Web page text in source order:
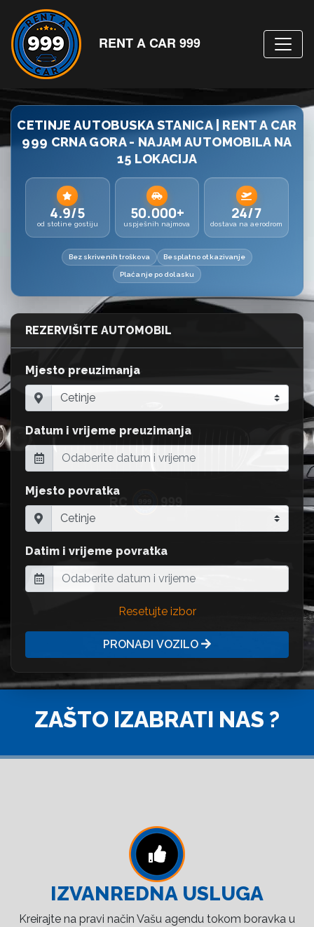
RENT A CAR 999
CETINJE AUTOBUSKA STANICA | RENT A CAR
999 CRNA GORA - NAJAM AUTOMOBILA NA
15 LOKACIJA
4.9/5
od stotine gostiju
50.000+
uspješnih najmova
24/7
dostava na aerodrom
Bez skrivenih troškova Besplatno otkazivanje
Plaćanje po dolasku
REZERVIŠITE AUTOMOBIL
Mjesto preuzimanja
Datum i vrijeme preuzimanja
Mjesto povratka
Datim i vrijeme povratka
Resetujte izbor
PRONAĐI VOZILO
ZAŠTO IZABRATI NAS ?
IZVANREDNA USLUGA
Kreirajte na pravi način Vašu agendu tokom boravka u